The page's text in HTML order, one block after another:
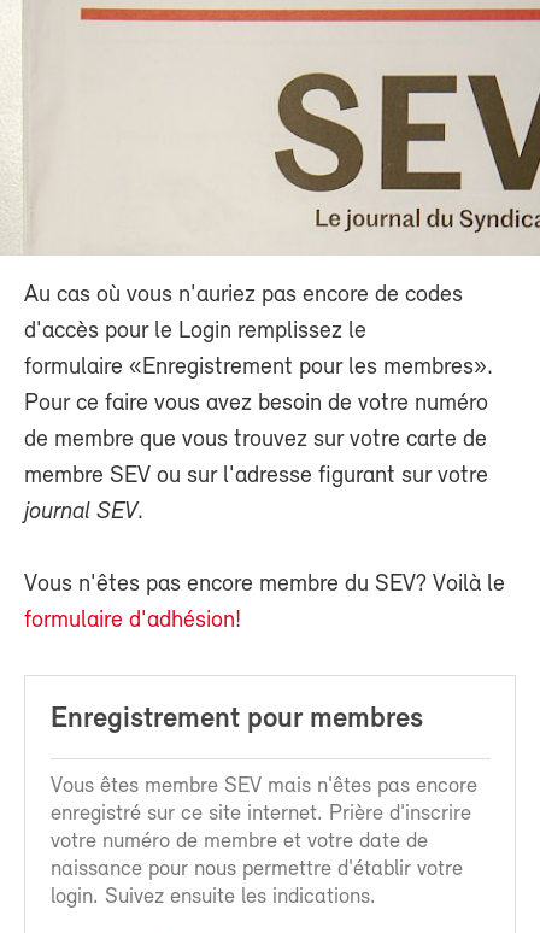
Au cas où vous n'auriez pas encore de codes
d'accès pour le Login remplissez le
formulaire «Enregistrement pour les membres».
Pour ce faire vous avez besoin de votre numéro
de membre que vous trouvez sur votre carte de
membre SEV ou sur l'adresse figurant sur votre
journal SEV.
Vous n'êtes pas encore membre du SEV? Voilà le
formulaire d'adhésion!
Enregistrement pour membres
Vous êtes membre SEV mais n'êtes pas encore
enregistré sur ce site internet. Prière d'inscrire
votre numéro de membre et votre date de
naissance pour nous permettre d'établir votre
login. Suivez ensuite les indications.